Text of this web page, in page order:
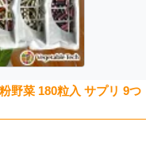
野菜 180粒入 サプリ 9つ